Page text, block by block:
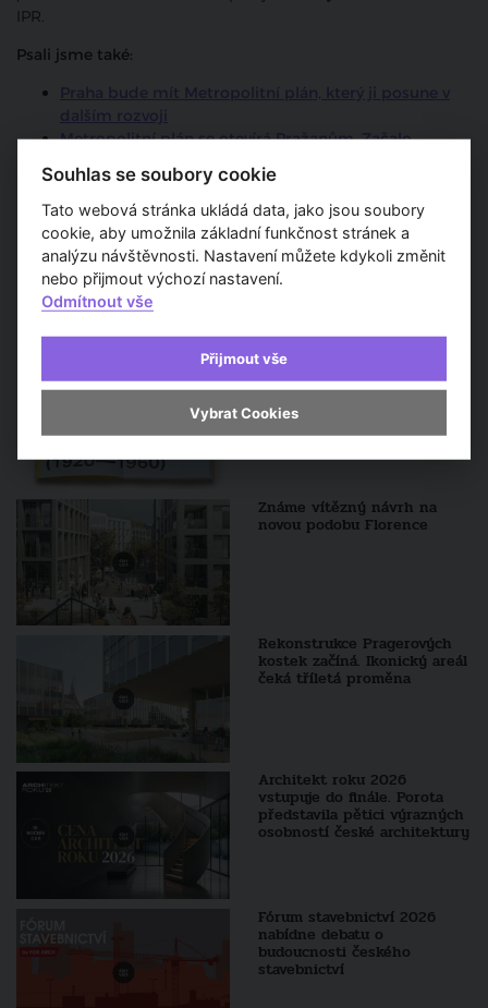
IPR.
Psali jsme také:
Praha bude mít Metropolitní plán, který ji posune v
dalším rozvoji
Metropolitní plán se otevírá Pražanům. Začalo
Lidé se mohou vyjádřit k chystanému Metropolitnímu
plánu
Další zprávy a aktuality
Institut plánování a rozvoje
hl. m. Prahy mapuje
plánování Prahy v nové
publikaci
Známe vítězný návrh na
novou podobu Florence
Rekonstrukce Pragerových
kostek začíná. Ikonický areál
čeká tříletá proměna
Architekt roku 2026
vstupuje do finále. Porota
představila pětici výrazných
osobností české architektury
Fórum stavebnictví 2026
nabídne debatu o
budoucnosti českého
stavebnictví
Souhlas se soubory cookie
Tato webová stránka ukládá data, jako jsou soubory
cookie, aby umožnila základní funkčnost stránek a
analýzu návštěvnosti. Nastavení můžete kdykoli změnit
nebo přijmout výchozí nastavení.
Odmítnout vše
Přijmout vše
Vybrat Cookies